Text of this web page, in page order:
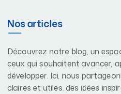
Nos articles
Découvrez notre blog, un
ceux qui souhaitent avancer,
développer. Ici, nous
claires et utiles, des idées